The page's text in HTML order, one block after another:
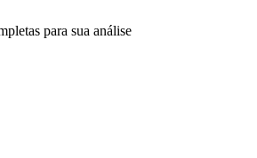
para sua análise